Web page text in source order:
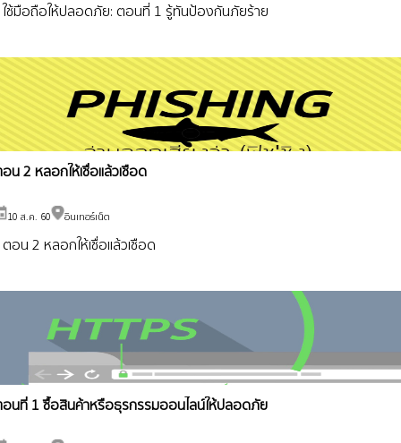
ใช้มือถือให้ปลอดภัย: ตอนที่ 1 รู้ทันป้องกันภัยร้าย
น 2 หลอกให้เชื่อแล้วเชือด
10 ส.ค. 60 อินเทอร์เน็ต
ตอน 2 หลอกให้เชื่อแล้วเชือด
นที่ 1 ซื้อสินค้าหรือธุรกรรมออนไลน์ให้ปลอดภัย